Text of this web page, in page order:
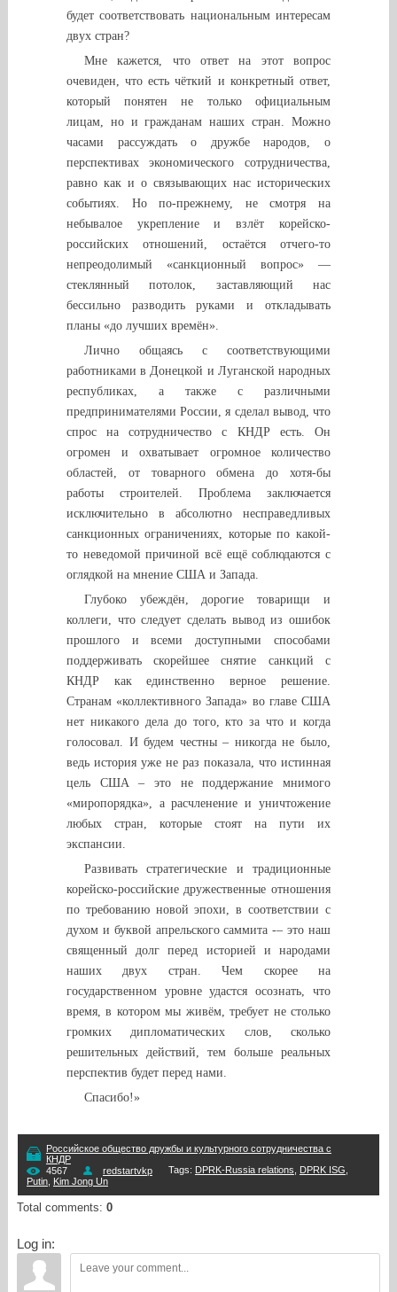
будет соответствовать национальным интересам
двух стран?
Мне кажется, что ответ на этот вопрос
очевиден, что есть чёткий и конкретный ответ,
который понятен не только официальным
лицам, но и гражданам наших стран. Можно
часами рассуждать о дружбе народов, о
перспективах экономического сотрудничества,
равно как и о связывающих нас исторических
событиях. Но по-прежнему, не смотря на
небывалое укрепление и взлёт корейско-
российских отношений, остаётся отчего-то
непреодолимый «санкционный вопрос» —
стеклянный потолок, заставляющий нас
бессильно разводить руками и откладывать
планы «до лучших времён».
Лично общаясь с соответствующими
работниками в Донецкой и Луганской народных
республиках, а также с различными
предпринимателями России, я сделал вывод, что
спрос на сотрудничество с КНДР есть. Он
огромен и охватывает огромное количество
областей, от товарного обмена до хотя-бы
работы строителей. Проблема заключается
исключительно в абсолютно несправедливых
санкционных ограничениях, которые по какой-
то неведомой причиной всё ещё соблюдаются с
оглядкой на мнение США и Запада.
Глубоко убеждён, дорогие товарищи и
коллеги, что следует сделать вывод из ошибок
прошлого и всеми доступными способами
поддерживать скорейшее снятие санкций с
КНДР как единственно верное решение.
Странам «коллективного Запада» во главе США
нет никакого дела до того, кто за что и когда
голосовал. И будем честны – никогда не было,
ведь история уже не раз показала, что истинная
цель США – это не поддержание мнимого
«миропорядка», а расчленение и уничтожение
любых стран, которые стоят на пути их
экспансии.
Развивать стратегические и традиционные
корейско-российские дружественные отношения
по требованию новой эпохи, в соответствии с
духом и буквой апрельского саммита -– это наш
священный долг перед историей и народами
наших двух стран. Чем скорее на
государственном уровне удастся осознать, что
время, в котором мы живём, требует не столько
громких дипломатических слов, сколько
решительных действий, тем больше реальных
перспектив будет перед нами.
Спасибо!»
Российское общество дружбы и культурного сотрудничества с
КНДР
4567
redstartvkp Tags: DPRK-Russia relations DPRK ISG
Putin, Kim Jong Un
Total comments: 0
Log in: